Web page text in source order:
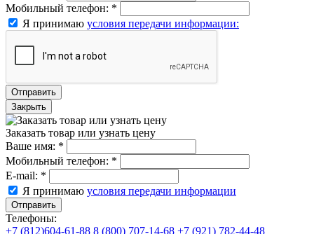
Мобильный телефон: *
Я принимаю условия передачи информации:
Отправить
Закрыть
Заказать товар или узнать цену
Ваше имя: *
Мобильный телефон: *
E-mail: *
Я принимаю условия передачи информации
Отправить
Телефоны:
+7 (812)604-61-88 8 (800) 707-14-68 +7 (921) 782-44-48